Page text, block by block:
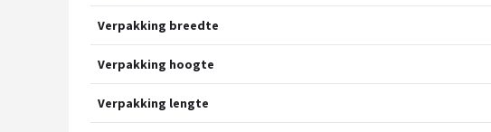
Verpakking breedte
Verpakking hoogte
Verpakking lengte